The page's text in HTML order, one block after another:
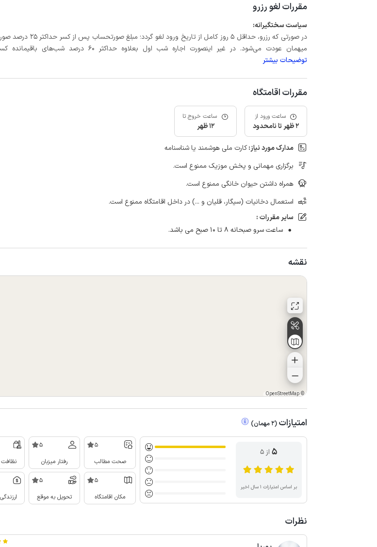
مقررات لغو رزرو
سیاست سختگیرانه:
در صورتی که رزرو، حداقل 5 روز کامل از تاریخ ورود
میهمان عودت می‌شود. در غیر اینصورت اجاره شب اول بعلاوه حداکثر 60 درصد شب‌های باقیمانده کسر می‌گردد.
توضیحات بیشتر
مقررات اقامتگاه
ساعت ورود از
2 ظهر تا نامحدود
ساعت خروج تا
12 ظهر
مدارک مورد نیاز:کارت ملی هوشمند یا شناسنامه
برگزاری مهمانی و پخش موزیک ممنوع است.
همراه داشتن حیوان خانگی ممنوع است.
استعمال دخانیات (سیگار، قلیان و ...) در داخل اقامتگاه ممنوع است.
سایر مقررات :
ساعت سرو صبحانه ۸ تا ۱۰ صبح می باشد.
نقشه
©
OpenStreetMap
امتیازات (
2مهمان)
5 از ۵
بر اساس امتیازات ۱ سال اخیر
5
صحت مطالب
5
رفتار میزبان
نظافت
5
مکان اقامتگاه
5
تحویل به موقع
نظرات